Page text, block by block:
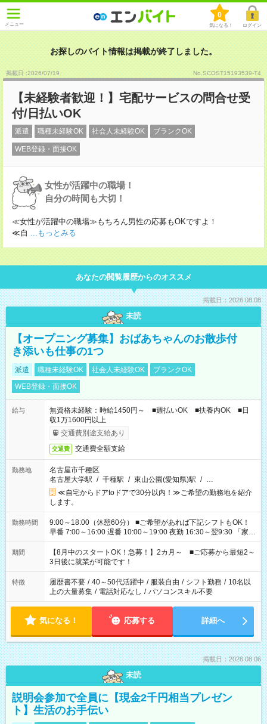
メニュー
0
気になる！ ログイン
お探しのバイト情報は掲載が終了しました。
掲載日 :2026/07/19 No.SCOST15193539-T4
【未経験者歓迎！】宅配サービスの問合せ受
付/日払いOK
派遣 職種未経験OK 社会人未経験OK ブランクOK
WEB登録・面接OK
女性が活躍中の職場！
自分の時間も大切！
≪女性が活躍中の職場≫もちろん男性の応募もOKですよ！
≪自 ...もっとみる
あなたの閲覧履歴からのオススメ
掲載日：2026.08.08
未読
【オープニング募集】おばあちゃんのお散歩付
き添いも仕事の1つ
派遣 職種未経験OK 社会人未経験OK
ブランクOK
WEB登録・面接OK
給与
無資格未経験：時給1450円～ ■週払いOK ■扶養内OK ■日
収1万1600円以上
交通費別途支給あり
交通費 交通費全額支給
勤務地
名古屋市千種区
名古屋大学駅 / 千種駅 / 東山公園(愛知県)駅 / …
≪自宅からドアtoドアで30分以内！≫ご希望の勤務地を紹介
します。
勤務時間
9:00～18:00（休憩60分） ■ご希望があれば下記シフトもOK！
早番 7:00～16:00 遅番 10:00～19:00 夜勤 16:30～翌9:30 「家族
と休みを合わせたい」 「余裕を持って夕飯の準備がしたい」
「できれば残業はしたくない」 など、ご希望を教えてください
ね。 ※Wワーク希望の方へ 今ご覧のお仕事で希望する勤務時間
と、もう1つのお仕事の勤務時間。 合計で週40時間を超える場
合は応募できません。
期間
【8月中のスタートOK！急募！】2カ月～ ■ご応募から最短2～
3日後に就業が可能です！
特徴 履歴書不要 / 40～50代活躍中 / 服装自由 / シフト勤務 / 10名以
上の大量募集 / 電話対応なし / パソコンスキル不要
気になる！ 応募する 詳細へ
掲載日：2026.08.06
未読
説明会参加で全員に【現金2千円相当プレゼン
ト】生活のお手伝い